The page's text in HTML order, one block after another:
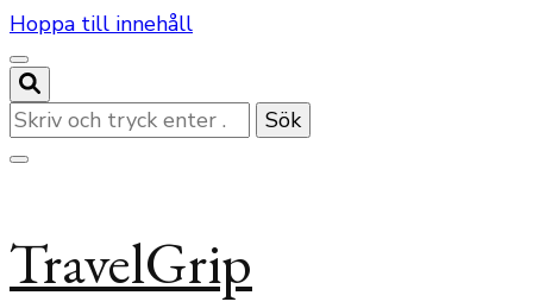
Hoppa till innehåll
Letar
du
efter
TravelGrip